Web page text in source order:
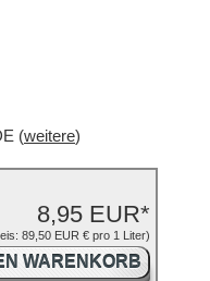
(weitere)
8,95 EUR*
89,50 EUR € pro 1 Liter)
WARENKORB